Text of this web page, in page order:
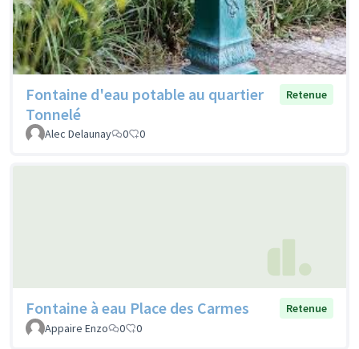
Fontaine d'eau potable au quartier
Tonnelé
Retenue
Alec Delaunay 0 0
Fontaine à eau Place des Carmes
Retenue
Appaire Enzo
0 0